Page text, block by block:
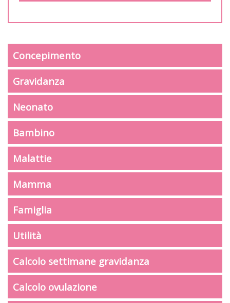
Concepimento
Gravidanza
Neonato
Bambino
Malattie
Mamma
Famiglia
Utilità
Calcolo settimane gravidanza
Calcolo ovulazione